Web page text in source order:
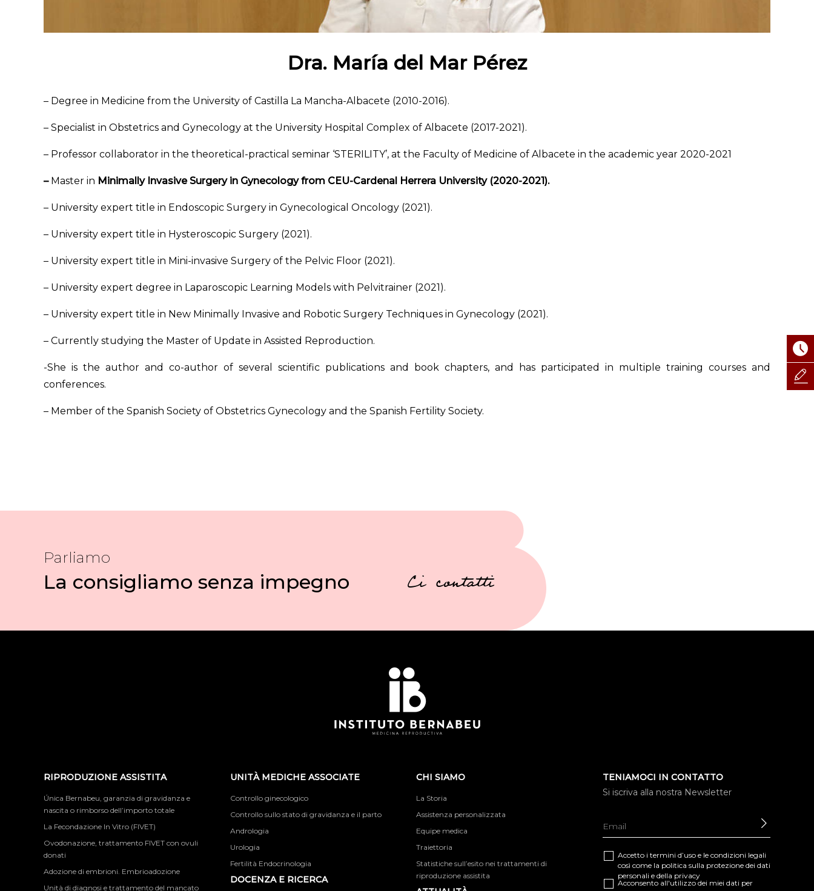
Dra. María del Mar Pérez
– Degree in Medicine from the University of Castilla La Mancha-Albacete (2010-2016).
– Specialist in Obstetrics and Gynecology at the University Hospital Complex of Albacete (2017-2021).
– Professor collaborator in the theoretical-practical seminar ‘STERILITY’, at the Faculty of Medicine of Albacete in the academic year 2020-2021
– Master in Minimally Invasive Surgery in Gynecology from CEU-Cardenal Herrera University (2020-2021).
– University expert title in Endoscopic Surgery in Gynecological Oncology (2021).
– University expert title in Hysteroscopic Surgery (2021).
– University expert title in Mini-invasive Surgery of the Pelvic Floor (2021).
– University expert degree in Laparoscopic Learning Models with Pelvitrainer (2021).
– University expert title in New Minimally Invasive and Robotic Surgery Techniques in Gynecology (2021).
– Currently studying the Master of Update in Assisted Reproduction.
-She is the author and co-author of several scientific publications and book chapters, and has participated in multiple training courses and
conferences.
– Member of the Spanish Society of Obstetrics Gynecology and the Spanish Fertility Society.
Parliamo
La consigliamo senza impegno Ci contatti
RIPRODUZIONE ASSISTITA
Única Bernabeu, garanzia di gravidanza e
nascita o rimborso dell’importo totale
La Fecondazione In Vitro (FIVET)
Ovodonazione, trattamento FIVET con ovuli
donati
Adozione di embrioni. Embrioadozione
Unità di diagnosi e trattamento del mancato
UNITÀ MEDICHE ASSOCIATE
Controllo ginecologico
Controllo sullo stato di gravidanza e il parto
Andrologia
Urologia
Fertilità Endocrinologia
DOCENZA E RICERCA
CHI SIAMO
La Storia
Assistenza personalizzata
Equipe medica
Traiettoria
Statistiche sull’esito nei trattamenti di
riproduzione assistita
TENIAMOCI IN CONTATTO
Si iscriva alla nostra Newsletter
Accetto i termini d’uso e le condizioni legali
così come la politica sulla protezione dei dati
personali e della privacy
Acconsento all'utilizzo dei miei dati per